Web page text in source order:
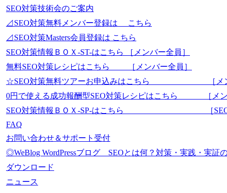
SEO対策技術会のご案内
⊿SEO対策無料メンバー登録は こちら
⊿SEO対策Masters会員登録は こちら
SEO対策情報ＢＯＸ-ST-はこちら ［メンバー全員］
無料SEO対策レシピはこちら ［メンバー全員］
☆SEO対策無料ツアーお申込みはこちら ［メン
0円で使える成功報酬型SEO対策レシピはこちら ［メン
SEO対策情報ＢＯＸ-SP-はこちら ［SEO-
FAQ
お問い合わせ＆サポート受付
◎WeBlog WordPressブログ SEOとは何？対策・実践・実証
ダウンロード
ニュース